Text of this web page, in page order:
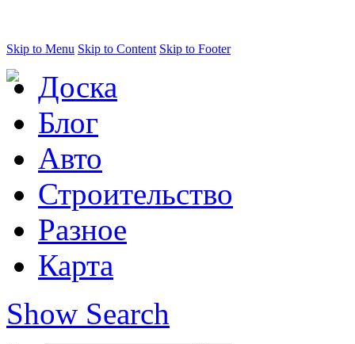
Skip to Menu Skip to Content Skip to Footer
Доска
Блог
Авто
Строительство
Разное
Карта
Show Search